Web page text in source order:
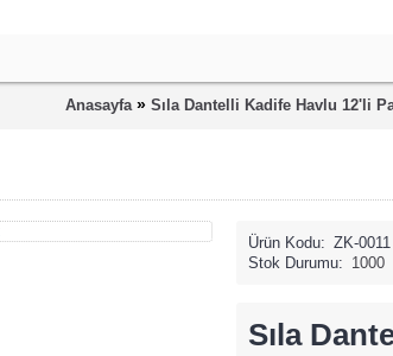
Anasayfa » Sıla Dantelli Kadife Havlu 12'li
Ürün Kodu: ZK-0011
Stok Durumu: 1000
Sıla